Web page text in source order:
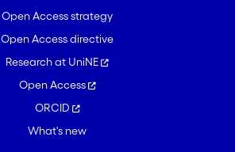
Open Access strategy
Open Access directive
Research at UniNE
Open Access
ORCID
What's new